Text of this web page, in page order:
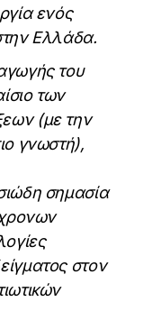
ενός
Ελλάδα.
του
των
(με την
γνωστή),
σημασία
στον